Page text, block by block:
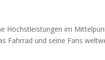
Höchstleistungen im
Fahrrad und seine Fans